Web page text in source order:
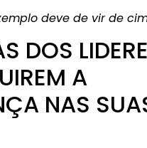
deve de vir de
DOS
A
NAS